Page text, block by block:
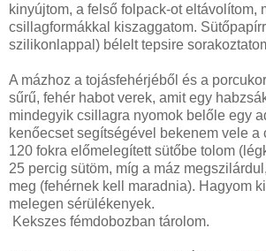
kinyújtom, a felső folpack-ot eltávolítom,
csillagformákkal kiszaggatom.
szilikonlappal) bélelt tepsire
A mázhoz a tojásfehérjéből és a
sűrű, fehér habot verek, amit egy
mindegyik csillagra nyomok belőle egy
kenőecset segítségével bekenem vele a
120 fokra előmelegített sütőbe tolom
25 percig sütöm, míg a máz
meg (fehérnek kell maradnia). Hagyom
melegen sérülékenyek.
Kekszes fémdobozban tárolom.